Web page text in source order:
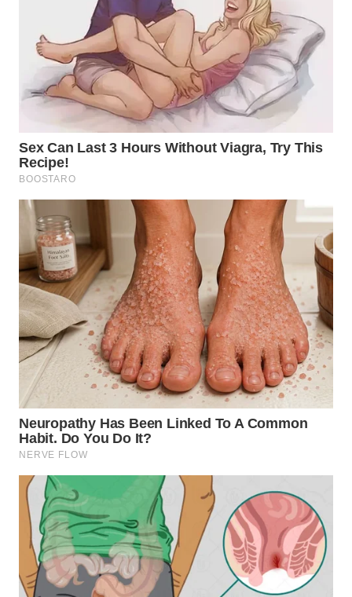
WN
CIANJUR
WN
KEPULAUAN
SERIBU
WN
TANGERANG
WN
BINJAI
WN
CIREBON
WN
INDRAMAYU
KUNINGAN
WN
MAJALENGKA
WN
SUBANG
WN